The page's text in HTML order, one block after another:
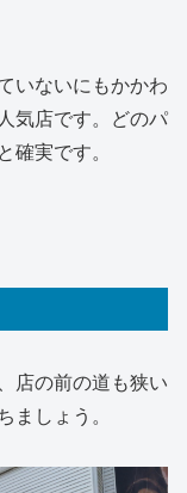
いないにもかかわ
気店です。どのパ
実です。
店の前の道も狭い
しょう。